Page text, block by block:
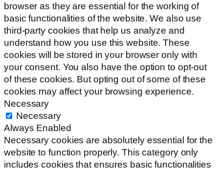
browser as they are essential for the working of
basic functionalities of the website. We also use
third-party cookies that help us analyze and
understand how you use this website. These
cookies will be stored in your browser only with
your consent. You also have the option to opt-out
of these cookies. But opting out of some of these
cookies may affect your browsing experience.
Necessary
Necessary
Always Enabled
Necessary cookies are absolutely essential for the
website to function properly. This category only
includes cookies that ensures basic functionalities